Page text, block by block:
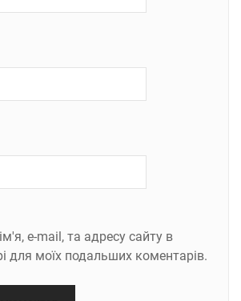
e-mail, та адресу сайту в
для моїх подальших коментарів.